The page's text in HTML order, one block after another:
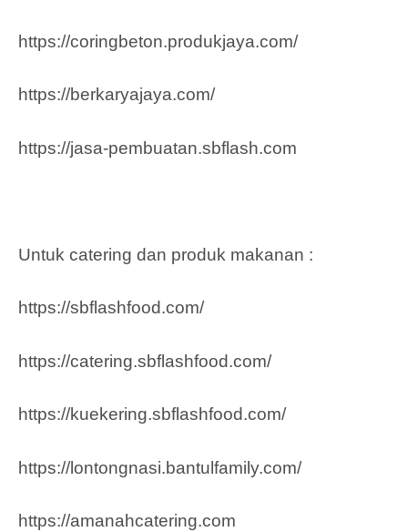
https://coringbeton.produkjaya.com/
https://berkaryajaya.com/
https://jasa-pembuatan.sbflash.com
Untuk catering dan produk makanan :
https://sbflashfood.com/
https://catering.sbflashfood.com/
https://kuekering.sbflashfood.com/
https://lontongnasi.bantulfamily.com/
https://amanahcatering.com